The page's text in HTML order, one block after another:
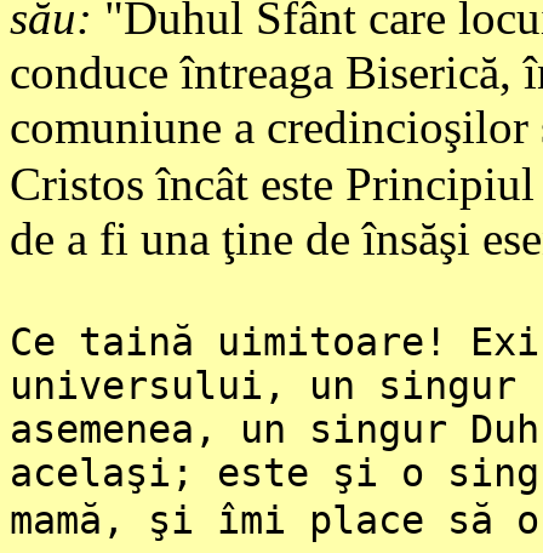
său: "Duhul Sfânt care
conduce întreaga Biserică,
comuniune a
Cristos încât este
de a fi una ţine de însăşi
Ce taină uimitoare!
universului, un
asemenea, un singur
acelaşi; este şi o
mamă, şi îmi place să